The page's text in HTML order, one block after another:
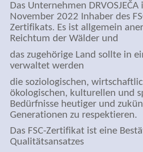
Das Unternehmen DRVOSJEČA
November 2022 Inhaber des
Zertifikats. Es ist allgemein
Reichtum der Wälder und
das zugehörige Land sollte in
verwaltet werden
die soziologischen,
ökologischen, kulturellen und
Bedürfnisse heutiger und
Generationen zu respektieren.
Das FSC-Zertifikat ist eine
Qualitätsansatzes